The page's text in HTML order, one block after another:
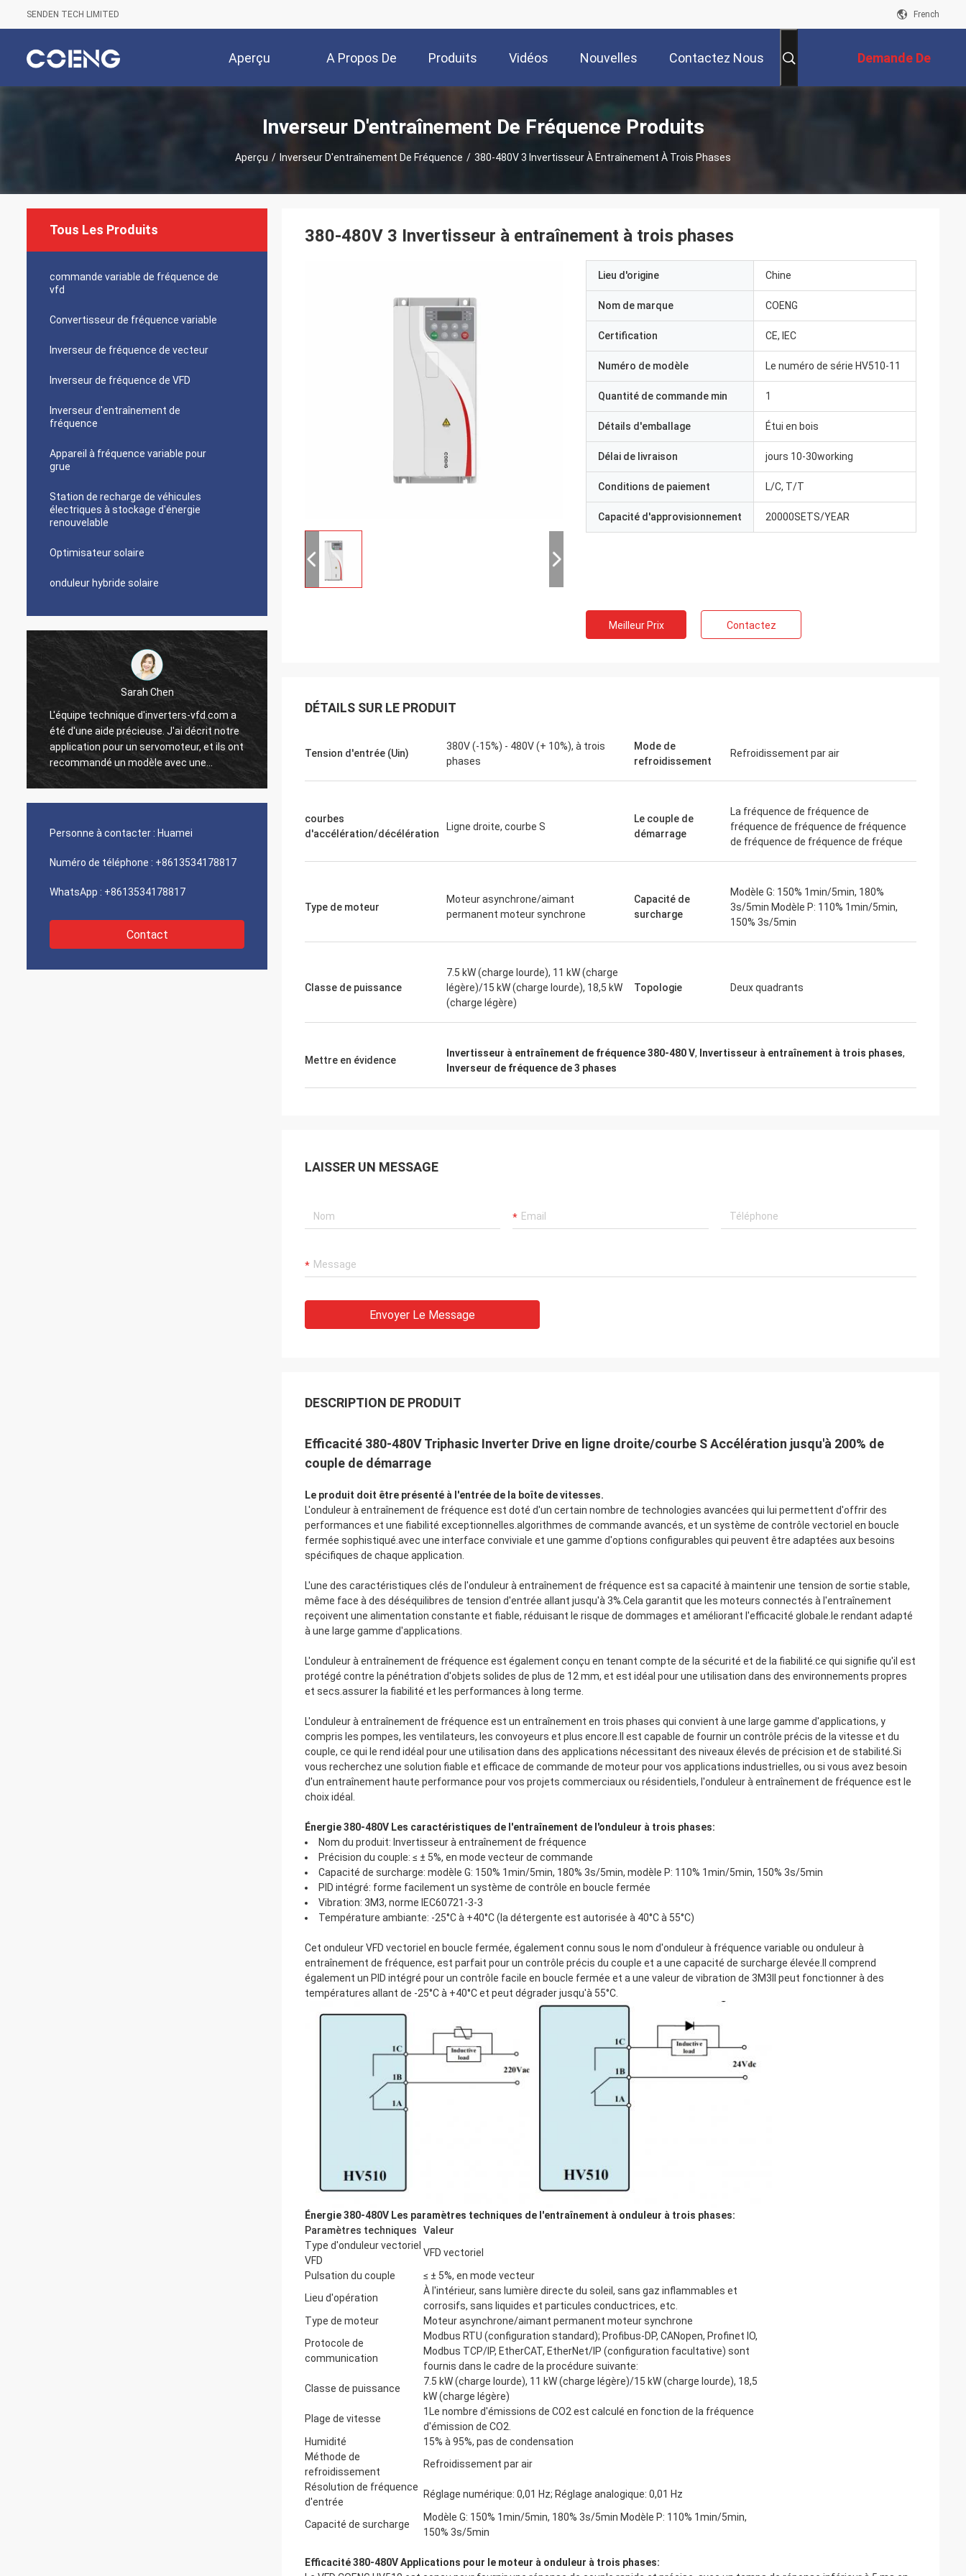
SENDEN TECH LIMITED French
Aperçu A Propos De
Nous
Produits Vidéos Nouvelles Contactez Nous Demande De
Soumission
Inverseur D'entraînement De Fréquence Produits
Aperçu / Inverseur D'entraînement De Fréquence / 380-480V 3 Invertisseur À Entraînement À Trois Phases
Tous Les Produits
commande variable de fréquence de
vfd
Convertisseur de fréquence variable
Inverseur de fréquence de vecteur
Inverseur de fréquence de VFD
Inverseur d'entraînement de
fréquence
Appareil à fréquence variable pour
grue
Station de recharge de véhicules
électriques à stockage d'énergie
renouvelable
Optimisateur solaire
onduleur hybride solaire
Sarah Chen
L'équipe technique d'inverters-vfd.com a
été d'une aide précieuse. J'ai décrit notre
application pour un servomoteur, et ils ont
recommandé un modèle avec une
réponse dynamique supérieure.
Notre commande de plusieurs automates
interfaces homme-machine (IHM) a été
exécutée avec précision et expédiée à
une vitesse étonnante. Depuis leur
Nous sommes impressionnés par la
logistique et la performance solide de ces
environnement de test sensible. L'unité
que nous avons achetée fonctionne en
silence et maintient un couple constant.
utilisées, pour une fraction du coût.
Exceptionnel pour les applications
crucial d'un variateur de fréquence sur
notre chaîne de montage. Le produit était
non seulement parfaitement adapté,
fournisseur précédent. Sa stabilité a
éliminé nos problèmes de déclenchement
fréquents. Une valeur exceptionnelle et un
Personne à contacter : Huamei
Numéro de téléphone : +8613534178817
WhatsApp : +8613534178817
Contact
380-480V 3 Invertisseur à entraînement à trois phases
Lieu d'origine Chine
Nom de marque COENG
Certification CE, IEC
Numéro de modèle Le numéro de série HV510-11
Quantité de commande min 1
Détails d'emballage Étui en bois
Délai de livraison jours 10-30working
Conditions de paiement L/C, T/T
Capacité d'approvisionnement 20000SETS/YEAR
Meilleur Prix Contactez
DÉTAILS SUR LE PRODUIT
Tension d'entrée (Uin)
380V (-15%) - 480V (+ 10%), à trois
phases
Mode de
refroidissement
Refroidissement par air
courbes
d'accélération/décélération
Ligne droite, courbe S
Le couple de
démarrage
La fréquence de fréquence de
fréquence de fréquence de fréquence
de fréquence de fréquence de fréque
Type de moteur
Moteur asynchrone/aimant
permanent moteur synchrone
Capacité de
surcharge
Modèle G: 150% 1min/5min, 180%
3s/5min Modèle P: 110% 1min/5min,
150% 3s/5min
Classe de puissance
7.5 kW (charge lourde), 11 kW (charge
légère)/15 kW (charge lourde), 18,5 kW
(charge légère)
Topologie Deux quadrants
Mettre en évidence
Invertisseur à entraînement de fréquence 380-480 V, Invertisseur à entraînement à trois phases,
Inverseur de fréquence de 3 phases
LAISSER UN MESSAGE
Envoyer Le Message
DESCRIPTION DE PRODUIT
Efficacité 380-480V Triphasic Inverter Drive en ligne droite/courbe S Accélération jusqu'à 200% de
couple de démarrage
Le produit doit être présenté à l'entrée de la boîte de vitesses.
L'onduleur à entraînement de fréquence est doté d'un certain nombre de technologies avancées qui lui permettent d'offrir des
performances et une fiabilité exceptionnelles.algorithmes de commande avancés, et un système de contrôle vectoriel en boucle
fermée sophistiqué.avec une interface conviviale et une gamme d'options configurables qui peuvent être adaptées aux besoins
spécifiques de chaque application.
L'une des caractéristiques clés de l'onduleur à entraînement de fréquence est sa capacité à maintenir une tension de sortie stable,
même face à des déséquilibres de tension d'entrée allant jusqu'à 3%.Cela garantit que les moteurs connectés à l'entraînement
reçoivent une alimentation constante et fiable, réduisant le risque de dommages et améliorant l'efficacité globale.le rendant adapté
à une large gamme d'applications.
L'onduleur à entraînement de fréquence est également conçu en tenant compte de la sécurité et de la fiabilité.ce qui signifie qu'il est
protégé contre la pénétration d'objets solides de plus de 12 mm, et est idéal pour une utilisation dans des environnements propres
et secs.assurer la fiabilité et les performances à long terme.
L'onduleur à entraînement de fréquence est un entraînement en trois phases qui convient à une large gamme d'applications, y
compris les pompes, les ventilateurs, les convoyeurs et plus encore.Il est capable de fournir un contrôle précis de la vitesse et du
couple, ce qui le rend idéal pour une utilisation dans des applications nécessitant des niveaux élevés de précision et de stabilité.Si
vous recherchez une solution fiable et efficace de commande de moteur pour vos applications industrielles, ou si vous avez besoin
d'un entraînement haute performance pour vos projets commerciaux ou résidentiels, l'onduleur à entraînement de fréquence est le
choix idéal.
Énergie 380-480V Les caractéristiques de l'entraînement de l'onduleur à trois phases:
Nom du produit: Invertisseur à entraînement de fréquence
Précision du couple: ≤ ± 5%, en mode vecteur de commande
Capacité de surcharge: modèle G: 150% 1min/5min, 180% 3s/5min, modèle P: 110% 1min/5min, 150% 3s/5min
PID intégré: forme facilement un système de contrôle en boucle fermée
Vibration: 3M3, norme IEC60721-3-3
Température ambiante: -25°C à +40°C (la détergente est autorisée à 40°C à 55°C)
Cet onduleur VFD vectoriel en boucle fermée, également connu sous le nom d'onduleur à fréquence variable ou onduleur à
entraînement de fréquence, est parfait pour un contrôle précis du couple et a une capacité de surcharge élevée.Il comprend
également un PID intégré pour un contrôle facile en boucle fermée et a une valeur de vibration de 3M3Il peut fonctionner à des
températures allant de -25°C à +40°C et peut dégrader jusqu'à 55°C.
Énergie 380-480V Les paramètres techniques de l'entraînement à onduleur à trois phases:
Paramètres techniques
Valeur
Type d'onduleur vectoriel
VFD
VFD vectoriel
Pulsation du couple
≤ ± 5%, en mode vecteur
Lieu d'opération
À l'intérieur, sans lumière directe du soleil, sans gaz inflammables et
corrosifs, sans liquides et particules conductrices, etc.
Type de moteur
Moteur asynchrone/aimant permanent moteur synchrone
Protocole de
communication
Modbus RTU (configuration standard); Profibus-DP, CANopen, Profinet IO,
Modbus TCP/IP, EtherCAT, EtherNet/IP (configuration facultative) sont
fournis dans le cadre de la procédure suivante:
Classe de puissance
7.5 kW (charge lourde), 11 kW (charge légère)/15 kW (charge lourde), 18,5
kW (charge légère)
Plage de vitesse
1Le nombre d'émissions de CO2 est calculé en fonction de la fréquence
d'émission de CO2.
Humidité
15% à 95%, pas de condensation
Méthode de
refroidissement
Refroidissement par air
Résolution de fréquence
d'entrée
Réglage numérique: 0,01 Hz; Réglage analogique: 0,01 Hz
Capacité de surcharge
Modèle G: 150% 1min/5min, 180% 3s/5min Modèle P: 110% 1min/5min,
150% 3s/5min
Efficacité 380-480V Applications pour le moteur à onduleur à trois phases: